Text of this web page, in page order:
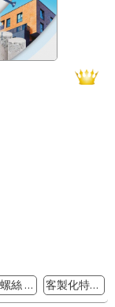
複合螺絲 (Bi-metal Screw) 客製化特殊螺絲